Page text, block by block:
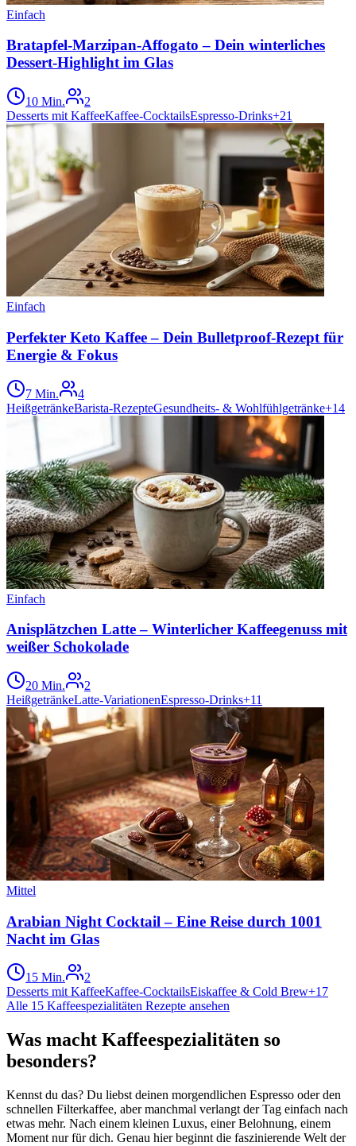
Einfach
Bratapfel-Marzipan-Affogato – Dein winterliches
Dessert-Highlight im Glas
10 Min.
2
Desserts mit KaffeeKaffee-CocktailsEspresso-Drinks+21
Einfach
Perfekter Keto Kaffee – Dein Bulletproof-Rezept für
Energie & Fokus
7 Min.
4
HeißgetränkeBarista-RezepteGesundheits- & Wohlfühlgetränke+14
Einfach
Anisplätzchen Latte – Winterlicher Kaffeegenuss mit
weißer Schokolade
20 Min.
2
HeißgetränkeLatte-VariationenEspresso-Drinks+11
Mittel
Arabian Night Cocktail – Eine Reise durch 1001
Nacht im Glas
15 Min.
2
Desserts mit KaffeeKaffee-CocktailsEiskaffee & Cold Brew+17
Alle 15 Kaffeespezialitäten Rezepte ansehen
Was macht Kaffeespezialitäten so
besonders?
Kennst du das? Du liebst deinen morgendlichen Espresso oder den
schnellen Filterkaffee, aber manchmal verlangt der Tag einfach nach
etwas mehr. Nach einem kleinen Luxus, einer Belohnung, einem
Moment nur für dich. Genau hier beginnt die faszinierende Welt der